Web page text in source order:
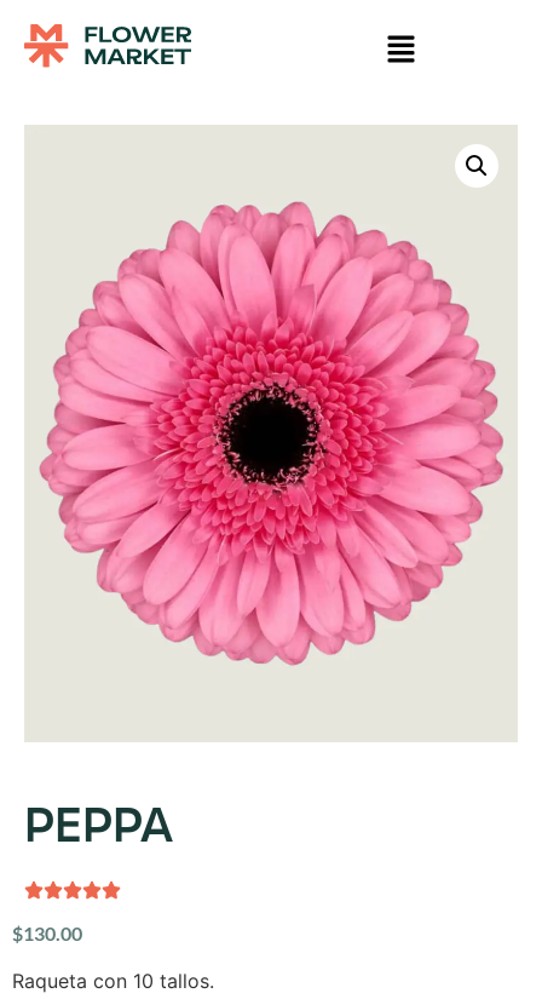
PEPPA
$130.00
Raqueta con 10 tallos.